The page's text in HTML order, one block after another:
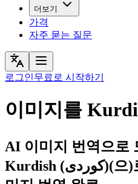
더보기
가격
자주 묻는 질문
로그인무료로 시작하기
이미지를
AI 이미지 번역으로
Kurdish (کوردی)(으)로 정확하고 즉시 이